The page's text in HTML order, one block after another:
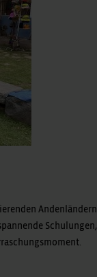
Andenländern
Schulungen,